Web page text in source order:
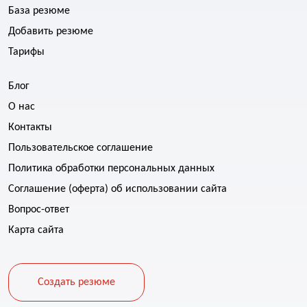
База резюме
Добавить резюме
Тарифы
Блог
О нас
Контакты
Пользовательское соглашение
Политика обработки персональных данных
Соглашение (оферта) об использовании сайта
Вопрос-ответ
Карта сайта
Создать резюме